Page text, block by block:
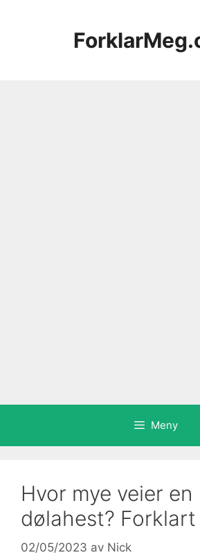
Meny
Hvor mye veier en
dølahest? Forklart
02/05/2023 av Nick